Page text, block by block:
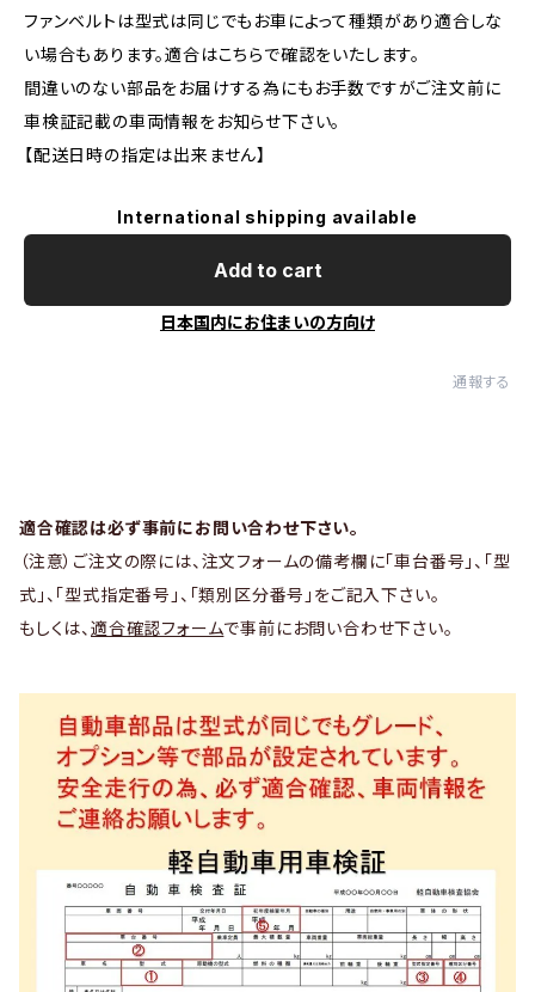
ファンベルトは型式は同じでもお車によって種類があり適合しな
い場合もあります。適合はこちらで確認をいたします。
間違いのない部品をお届けする為にもお手数ですがご注文前に
車検証記載の車両情報をお知らせ下さい。
【配送日時の指定は出来ません】
International shipping available
Add to cart
日本国内にお住まいの方向け
通報する
適合確認は必ず事前にお問い合わせ下さい。
（注意）ご注文の際には、注文フォームの備考欄に「車台番号」、「型
式」、「型式指定番号」、「類別区分番号」をご記入下さい。
もしくは、 適合確認フォームで事前にお問い合わせ下さい。